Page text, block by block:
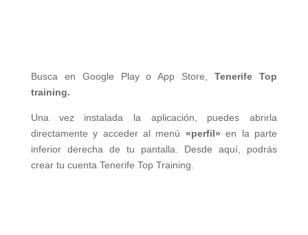
Busca en Google Play o App Store,Tenerife Top
training.
Una vez instalada la aplicación, puedes abrirla
directamente y acceder al menú «perfil» en la parte
inferior derecha de tu pantalla. Desde aquí, podrás
crear tu cuenta Tenerife Top Training.